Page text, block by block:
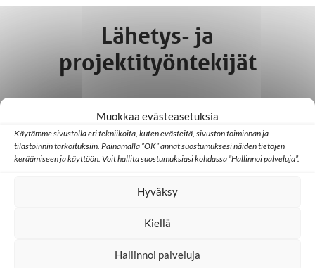
Muokkaa evästeasetuksia
Käytämme sivustolla eri tekniikoita, kuten evästeitä, sivuston toiminnan ja
tilastoinnin tarkoituksiin. Painamalla ”OK” annat suostumuksesi näiden tietojen
keräämiseen ja käyttöön. Voit hallita suostumuksiasi kohdassa ”Hallinnoi palveluja”.
Hyväksy
Kiellä
Hallinnoi palveluja
Lähetys- ja
projektityöntekijät